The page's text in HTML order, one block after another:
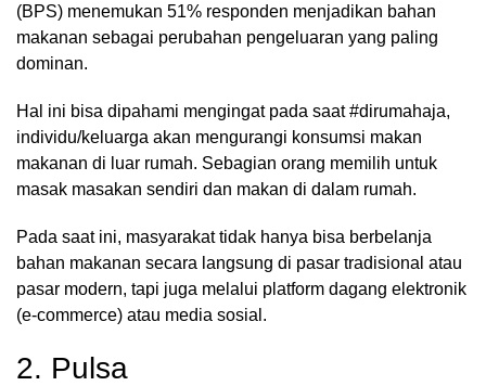
(BPS) menemukan 51% responden menjadikan bahan
makanan sebagai perubahan pengeluaran yang paling
dominan.
Hal ini bisa dipahami mengingat pada saat #dirumahaja,
individu/keluarga akan mengurangi konsumsi makan
makanan di luar rumah. Sebagian orang memilih untuk
masak masakan sendiri dan makan di dalam rumah.
Pada saat ini, masyarakat tidak hanya bisa berbelanja
bahan makanan secara langsung di pasar tradisional atau
pasar modern, tapi juga melalui platform dagang elektronik
(e-commerce) atau media sosial.
2. Pulsa